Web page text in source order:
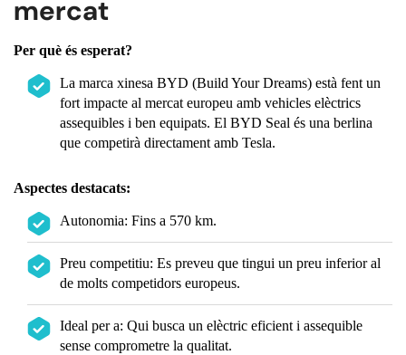
mercat
Per què és esperat?
La marca xinesa BYD (Build Your Dreams) està fent un
fort impacte al mercat europeu amb vehicles elèctrics
assequibles i ben equipats. El BYD Seal és una berlina
que competirà directament amb Tesla.
Aspectes destacats:
Autonomia: Fins a 570 km.
Preu competitiu: Es preveu que tingui un preu inferior al
de molts competidors europeus.
Ideal per a: Qui busca un elèctric eficient i assequible
sense comprometre la qualitat.